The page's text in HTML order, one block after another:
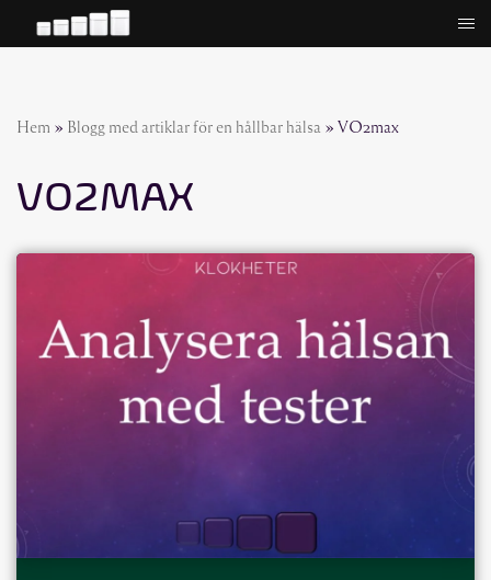
Hem » Blogg med artiklar för en hållbar hälsa » VO2max
VO2MAX